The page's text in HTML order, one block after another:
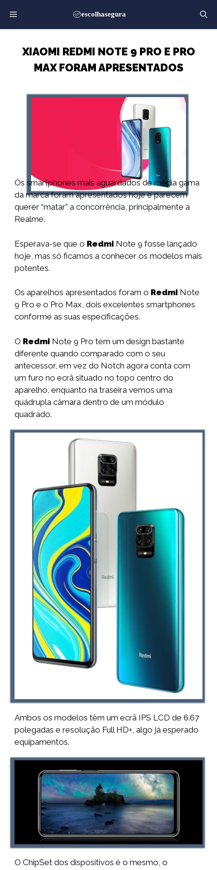
para
o
XIAOMI REDMI NOTE 9 PRO E PRO
MAX FORAM APRESENTADOS
Os smartphones mais aguardados de média gama
da marca foram apresentados hoje e parecem
querer “matar” a concorrência, principalmente a
Realme.
Esperava-se que o Redmi Note 9 fosse lançado
hoje, mas só ficamos a conhecer os modelos mais
potentes.
Os aparelhos apresentados foram o Redmi Note
9 Pro e o Pro Max, dois excelentes smartphones
conforme as suas especificações.
O Redmi Note 9 Pro tem um design bastante
diferente quando comparado com o seu
antecessor, em vez do Notch agora conta com
um furo no ecrã situado no topo centro do
aparelho, enquanto na traseira vemos uma
quádrupla câmara dentro de um módulo
quadrado.
Ambos os modelos têm um ecrã IPS LCD de 6.67
polegadas e resolução Full HD+, algo já esperado
equipamentos.
O ChipSet dos dispositivos é o mesmo, o